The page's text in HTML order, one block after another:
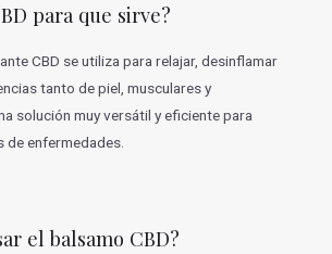
i
o
e
s
para que sirve?
CBD se utiliza para relajar, desinflamar
tanto de piel, musculares y
solución muy versátil y eficiente para
de enfermedades.
el balsamo CBD?